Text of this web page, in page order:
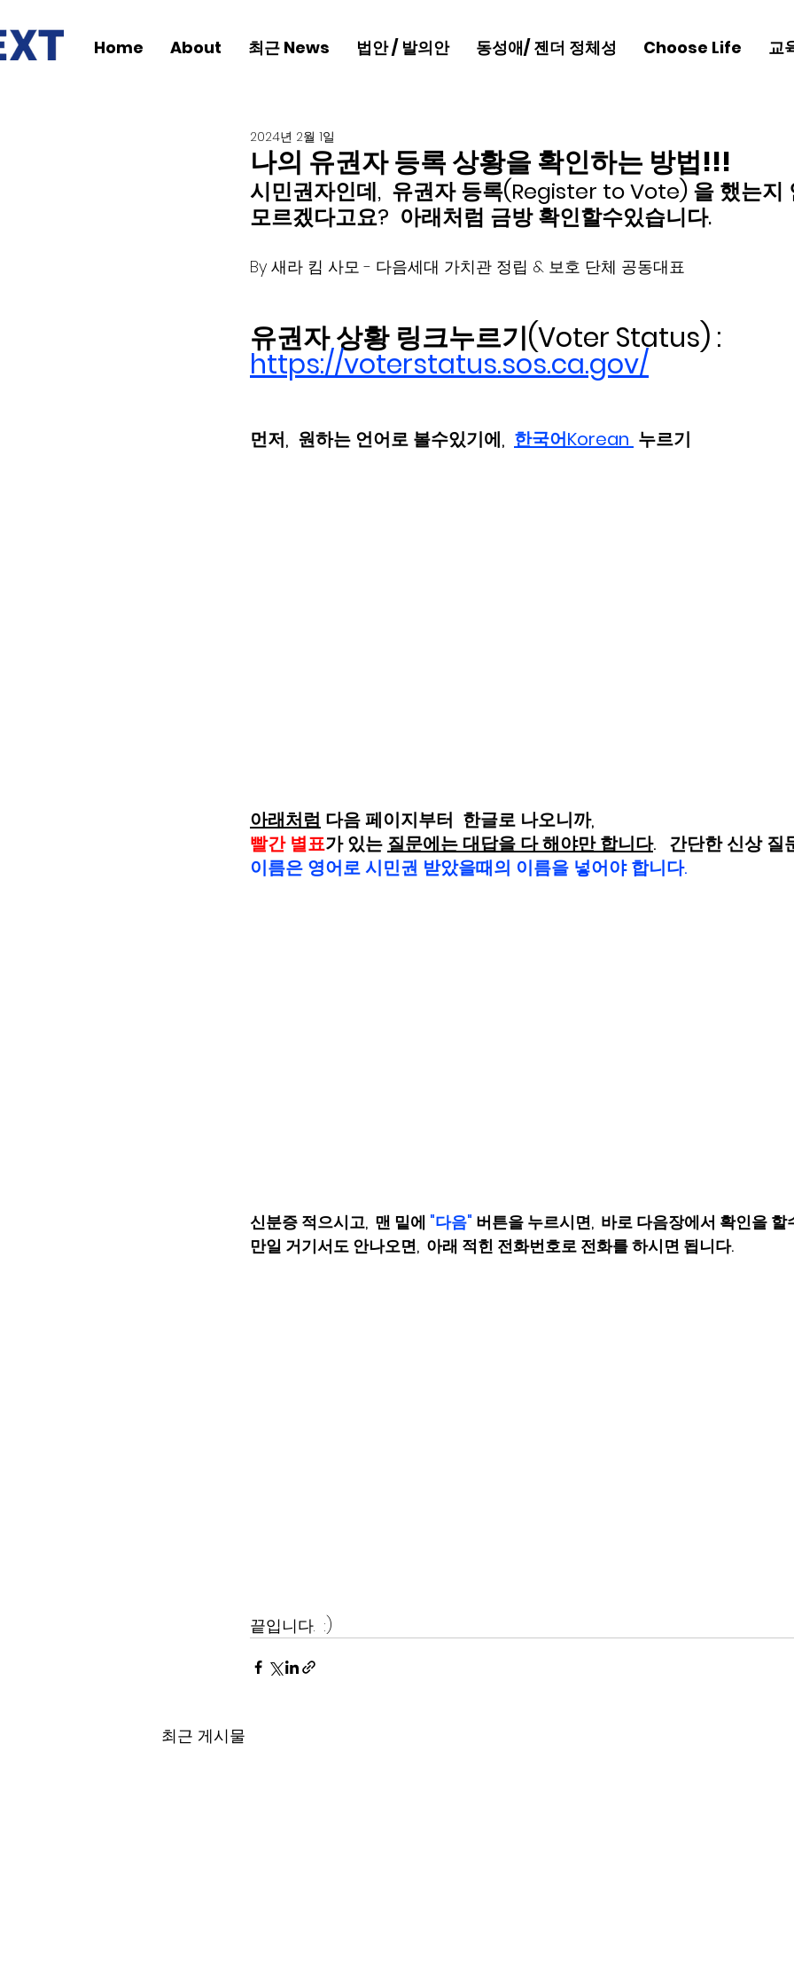
Home About 최근 News 법안 / 발의안 동성애/ 젠더 정체성 Choose Life 교
나의 유권자 등록 상황을 확인하는 방법!!!
2024년 2월 1일
시민권자인데,  유권자 등록(Register to Vote) 을 했는지
모르겠다고요?  아래처럼 금방 확인할수있습니다.
By 새라 킴 사모 - 다음세대 가치관 정립 & 보호 단체 공동대표
유권자 상황 링크누르기(Voter Status) :
https://voterstatus.sos.ca.gov/
먼저,  원하는 언어로 볼수있기에, 한국어Korean 누르기
아래처럼 다음 페이지부터  한글로 나오니까,
빨간 별표가 있는 질문에는 대답을 다 해야만 합니다.   간단한 신상 질
이름은 영어로 시민권 받았을때의 이름을 넣어야 합니다.
신분증 적으시고,  맨 밑에 "다음" 버튼을 누르시면,  바로 다음장에서 확인을
만일 거기서도 안나오면,  아래 적힌 전화번호로 전화를 하시면 됩니다.
끝입니다.  :)
최근 게시물